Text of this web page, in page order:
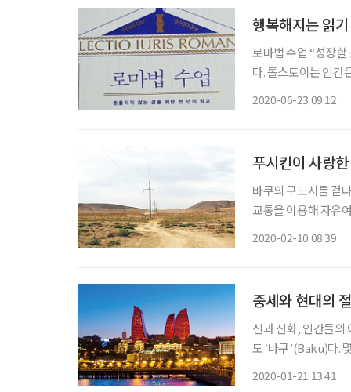
행복해지는 읽
로마법 수업 “성장할 것이다. 변화할 것이
다. 톨스토이는 인간
2020-06-23 09:12
푸시킨이 사랑한
바쿠의 구도시를 걷
교통을 이용해 자유
2020-02-10 08:39
중세와 현대의
신과 신화, 인간들의
도 ‘바쿠’(Baku)다. 몇 가지 이
2020-01-21 13:41